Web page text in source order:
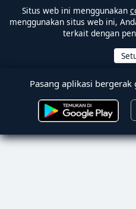
Situs web ini menggunakan
menggunakan situs web ini,
terkait dengan
Pasang aplikasi bergerak